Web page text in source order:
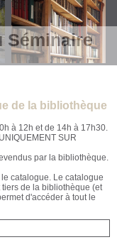
Séminaire
de la bibliothèque
à 12h et de 14h à 17h30.
SUR
par la bibliothèque.
catalogue. Le catalogue
de la bibliothèque (et
d'accéder à tout le